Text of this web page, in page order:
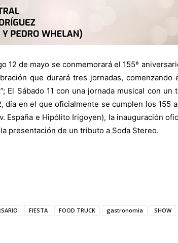
12 de mayo se conmemorará el 155º
que durará tres jornadas,
El Sábado 11 con una jornada musical con
día en el que oficialmente se cumplen los
España e Hipólito Irigoyen), la inauguración
presentación de un tributo a Soda Stereo.
FIESTA FOOD TRUCK gastronomia SHOW